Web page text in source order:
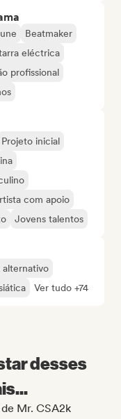
Beatmaker
eléctrica
profissional
Projeto inicial
com apoio
Jovens talentos
alternativo
Ver tudo +74
desses
Mr. CSA2k